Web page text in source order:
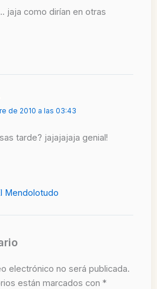
jaja como dirían en otras
de 2010 a las 03:43
tarde? jajajajaja genial!
Mendolotudo
electrónico no será publicada.
están marcados con *